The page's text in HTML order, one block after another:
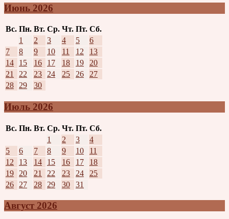
Июнь 2026
Вс. Пн. Вт. Ср. Чт. Пт. Сб.
1
2 3 4 5
6
7
8 9 10 11 12
13
14
15 16 17 18 19
20
21
22 23 24 25 26
27
28
29 30
Июль 2026
Вс. Пн. Вт. Ср. Чт. Пт. Сб.
1
2 3
4
5
6 7 8 9 10
11
12
13 14 15 16 17
18
19
20 21 22 23 24
25
26
27 28 29 30 31
Август 2026